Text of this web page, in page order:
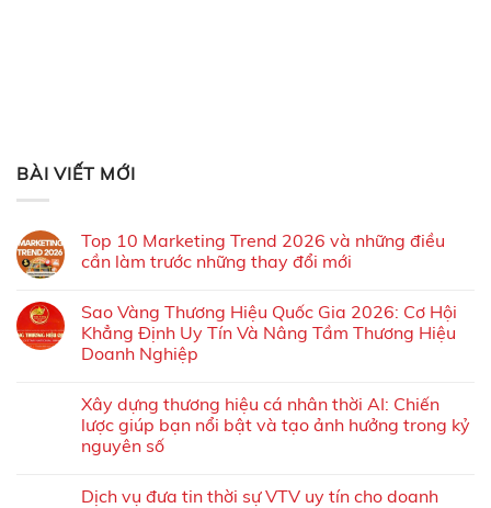
BÀI VIẾT MỚI
Top 10 Marketing Trend 2026 và những điều
cần làm trước những thay đổi mới
Sao Vàng Thương Hiệu Quốc Gia 2026: Cơ Hội
Khẳng Định Uy Tín Và Nâng Tầm Thương Hiệu
Doanh Nghiệp
Xây dựng thương hiệu cá nhân thời AI: Chiến
lược giúp bạn nổi bật và tạo ảnh hưởng trong kỷ
nguyên số
Dịch vụ đưa tin thời sự VTV uy tín cho doanh